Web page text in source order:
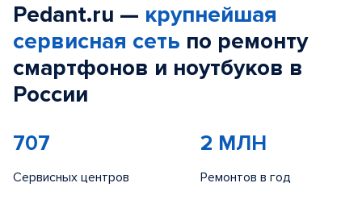
Pedant.ru — крупнейшая
сервисная сеть по ремонту
смартфонов и ноутбуков в
России
707
Сервисных центров
2 МЛН
Ремонтов в год